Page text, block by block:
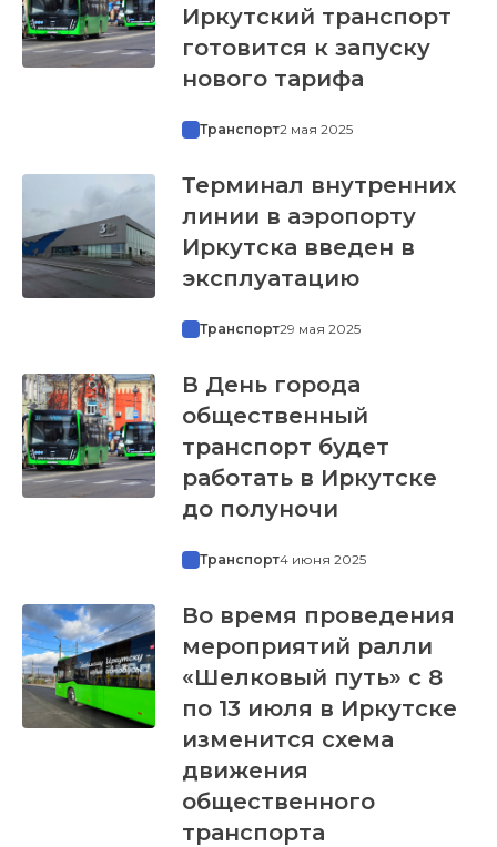
Иркутский транспорт
готовится к запуску
нового тарифа
Транспорт2 мая 2025
Терминал внутренних
линии в аэропорту
Иркутска введен в
эксплуатацию
Транспорт29 мая 2025
В День города
общественный
транспорт будет
работать в Иркутске
до полуночи
Транспорт4 июня 2025
Во время проведения
мероприятий ралли
«Шелковый путь» с 8
по 13 июля в Иркутске
изменится схема
движения
общественного
транспорта